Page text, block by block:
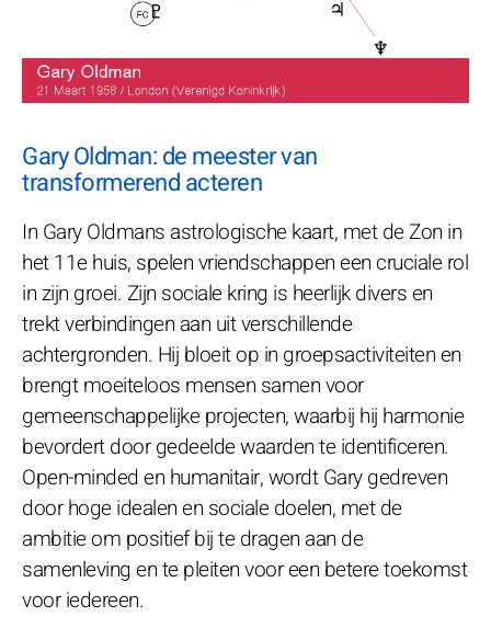
Gary Oldman: de meester van
transformerend acteren
In Gary Oldmans astrologische kaart, met de Zon in
het 11e huis, spelen vriendschappen een cruciale rol
in zijn groei. Zijn sociale kring is heerlijk divers en
trekt verbindingen aan uit verschillende
achtergronden. Hij bloeit op in groepsactiviteiten en
brengt moeiteloos mensen samen voor
gemeenschappelijke projecten, waarbij hij harmonie
bevordert door gedeelde waarden te identificeren.
Open-minded en humanitair, wordt Gary gedreven
door hoge idealen en sociale doelen, met de
ambitie om positief bij te dragen aan de
samenleving en te pleiten voor een betere toekomst
voor iedereen.